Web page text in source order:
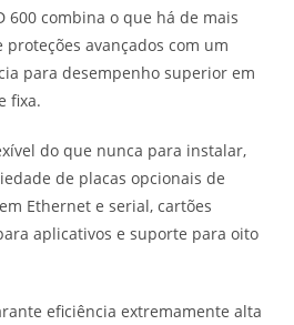
600 combina o que há de mais
avançados com um
para desempenho superior em
fixa.
do que nunca para instalar,
de placas opcionais de
Ethernet e serial, cartões
aplicativos e suporte para oito
eficiência extremamente alta